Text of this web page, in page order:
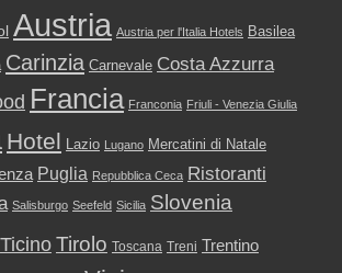
Austria Austria per l'Italia Hotels Basilea
Carinzia Carnevale Costa Azzurra
Francia Franconia Friuli - Venezia Giulia
Hotel Lazio Lugano Mercatini di Natale
Puglia Repubblica Ceca Ristoranti
Salisburgo Seefeld Sicilia Slovenia
Ticino Tirolo Toscana Treni Trentino